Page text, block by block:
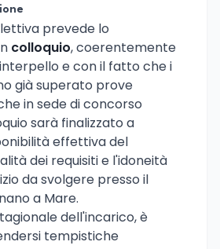
prevede lo
colloquio, coerentemente
e con il fatto che i
già superato prove
in sede di concorso
sarà finalizzato a
effettiva del
dei requisiti e l'idoneità
da svolgere presso il
a Mare.
dell'incarico, è
tempistiche